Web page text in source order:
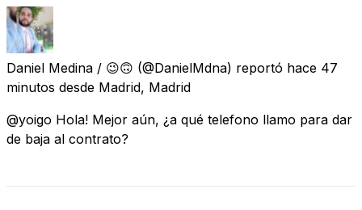
Daniel Medina / 😉🙃 (@DanielMdna) reportó hace 47
minutos desde Madrid, Madrid
@yoigo Hola! Mejor aún, ¿a qué telefono llamo para dar
de baja al contrato?